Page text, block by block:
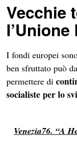
Vecchie
I fondi europei
ben sfruttato può
permettere di
socialiste per lo
Venezia76. “A